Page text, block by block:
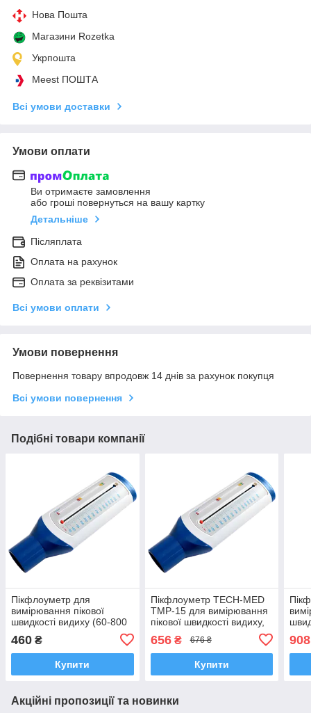
Нова Пошта
Магазини Rozetka
Укрпошта
Meest ПОШТА
Всі умови доставки
Умови оплати
Ви отримаєте замовлення
або гроші повернуться на вашу картку
Детальніше
Післяплата
Оплата на рахунок
Оплата за реквізитами
Всі умови оплати
Умови повернення
Повернення товару впродовж 14 днів за рахунок покупця
Всі умови повернення
Подібні товари компанії
Пікфлоуметр для
вимірювання пікової
швидкості видиху (60-800
460 ₴
Купити
Пікфлоуметр TECH-MED
TMP-15 для вимірювання
пікової швидкості видиху,
656₴ 676 ₴
Купити
908
Акційні пропозиції та новинки